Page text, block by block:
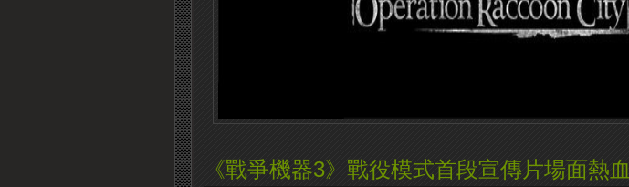
《戰爭機器3》戰役模式首段宣傳片場面熱血